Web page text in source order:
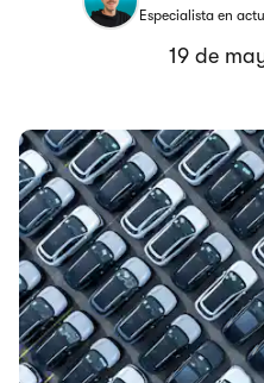
Especialista en
19 de